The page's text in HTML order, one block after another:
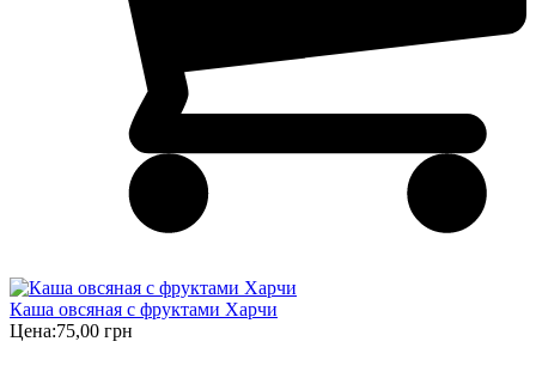
Каша овсяная с фруктами Харчи
Цена:75,00 грн